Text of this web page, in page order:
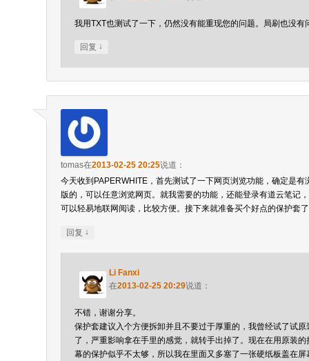
我用TXT也测试了一下，仍然没有能重现您的问题。局刷也没有
回复 ↓
tomas在2013-02-25 20:25说道：
今天收到PAPERWHITE，首先测试了一下网页浏览功能，确定是有
版的，可以任意浏览网页。就我需要的功能，还能登录有道云笔记
可以轻易地联网阅读，比较方便。接下来就准备买个好点的保护套
回复 ↓
Li Fanxi
在2013-02-25 20:29说道：
不错，谢谢分享。
保护套建议入个方便拆卸并且不要过于厚重的，我曾经试了试
了，严重影响拿在手里的感觉，就转手出掉了。现在在用原装
幕的保护似乎不太够，所以我在里面又多塞了一张硬纸板盖在